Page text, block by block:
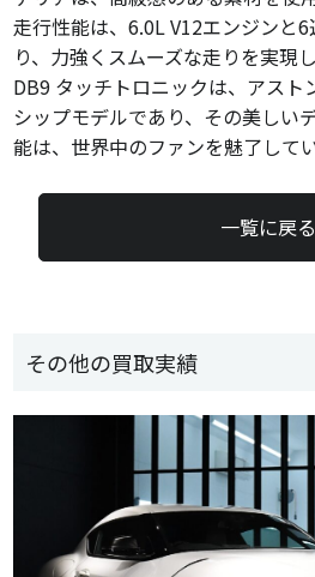
その他の買取実績
走行性能は、6.0L V12エンジンと
り、力強くスムーズな走りを実現し
DB9 タッチトロニックは、アスト
シップモデルであり、その美しい
能は、世界中のファンを魅了してい
一覧に戻る